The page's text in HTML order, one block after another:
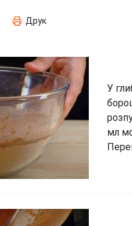
Друк
У
мл